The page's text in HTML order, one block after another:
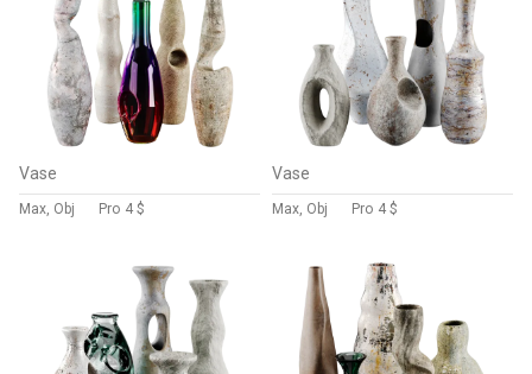
Vase
Max, Obj Pro 4 $
Vase
Max, Obj Pro 4 $